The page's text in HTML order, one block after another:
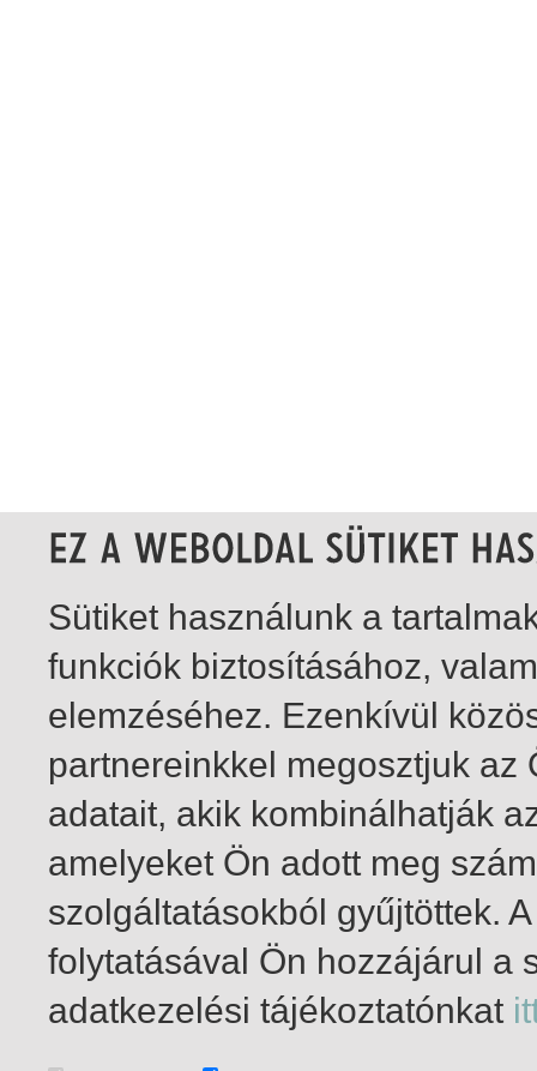
1-1 / insgesamt 1 Treffer
Sütiket használunk a
funkciók biztosításához,
elemzéséhez. Ezenkívül
partnereinkkel megosztjuk
adatait, akik kombinálhatják
amelyeket Ön adott meg
szolgáltatásokból gyűjtöttek.
folytatásával Ön hozzájárul a
adatkezelési tájékoztatónkat